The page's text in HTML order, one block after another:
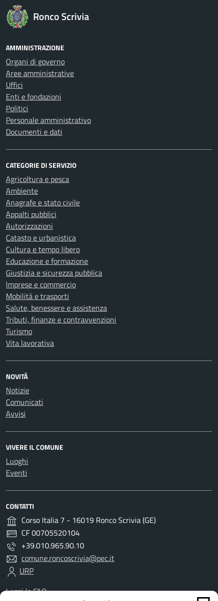
Ronco Scrivia
AMMINISTRAZIONE
Organi di governo
Aree amministrative
Uffici
Enti e fondazioni
Politici
Personale amministrativo
Documenti e dati
CATEGORIE DI SERVIZIO
Agricoltura e pesca
Ambiente
Anagrafe e stato civile
Appalti pubblici
Autorizzazioni
Catasto e urbanistica
Cultura e tempo libero
Educazione e formazione
Giustizia e sicurezza pubblica
Imprese e commercio
Mobilità e trasporti
Salute, benessere e assistenza
Tributi, finanze e contravvenzioni
Turismo
Vita lavorativa
NOVITÀ
Notizie
Comunicati
Avvisi
VIVERE IL COMUNE
Luoghi
Eventi
CONTATTI
Corso Italia 7 - 16019 Ronco Scrivia (GE)
CF 00705520104
+39.010.965.90.10
comune.roncoscrivia@pec.it
URP
Leggi le FAQ